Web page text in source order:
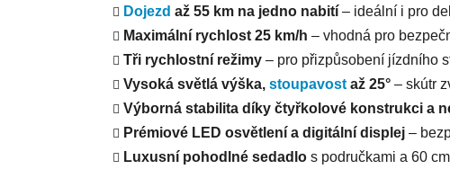
Dojezd až 55 km na jedno nabití – ideální i pro
Maximální rychlost 25 km/h – vhodná pro
Tři rychlostní režimy – pro přizpůsobení jízdního
Vysoká světlá výška, stoupavost až 25° – skútr
Výborná stabilita díky čtyřkolové konstrukci a
Prémiové LED osvětlení a digitální displej –
Luxusní pohodlné sedadlo s područkami a 60